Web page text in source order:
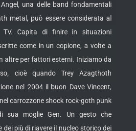
una delle band fondamentali
metal, può essere considerata al
Capita di finire in situazioni
come in un copione, a volte a
altre per fattori esterni. Iniziamo da
cioè quando Trey Azagthoth
nel 2004 il buon Dave Vincent,
carrozzone shock rock-goth punk
sua moglie Gen. Un gesto che
dei più di riavere il nucleo storico dei